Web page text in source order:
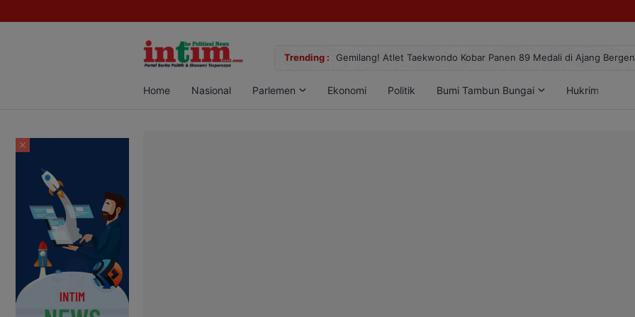
Trending :
Sabu di Pangkalan Bun, Dua Pelaku Diamankan Gemilang! Atlet Taekwondo Kobar Panen 89 Medali di Ajang
Home Nasional Parlemen Ekonomi Politik Bumi Tambun Bungai Hukrim